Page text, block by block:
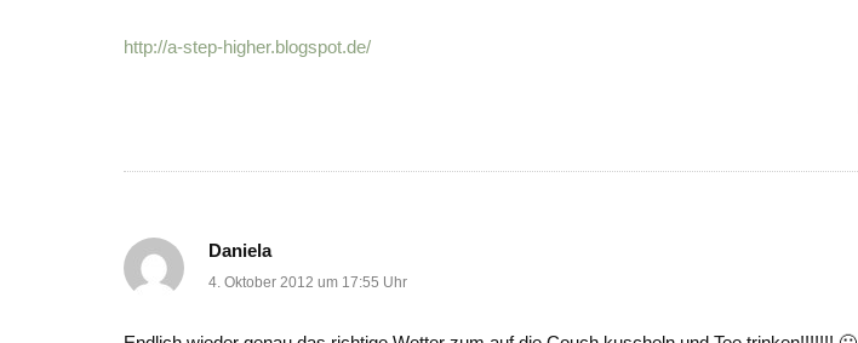
http://a-step-higher.blogspot.de/
Daniela
4. Oktober 2012 um 17:55 Uhr